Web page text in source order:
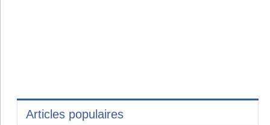
Articles populaires